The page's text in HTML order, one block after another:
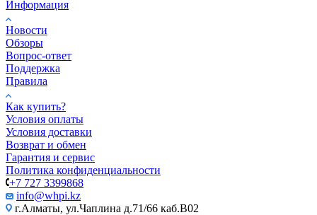
Информация
Новости
Обзоры
Вопрос-ответ
Поддержка
Правила
Как купить?
Условия оплаты
Условия доставки
Возврат и обмен
Гарантия и сервис
Политика конфиденциальности
+7 727 3399868
info@whpi.kz
г.Алматы, ул.Чаплина д.71/66 каб.B02